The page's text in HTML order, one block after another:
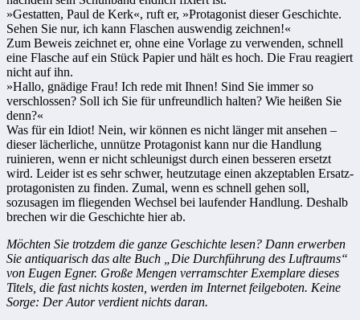
»Gestatten, Paul de Kerk«, ruft er, »Protagonist dieser Geschichte.
Sehen Sie nur, ich kann Flaschen auswendig zeichnen!«
Zum Beweis zeichnet er, ohne eine Vorlage zu verwenden, schnell
eine Fla­sche auf ein Stück Papier und hält es hoch. Die Frau reagiert
nicht auf ihn.
»Hallo, gnädige Frau! Ich rede mit Ihnen! Sind Sie immer so
verschlossen? Soll ich Sie für unfreundlich halten? Wie heißen Sie
denn?«
Was für ein Idiot! Nein, wir können es nicht länger mit ansehen –
dieser lä­cherliche, unnütze Protagonist kann nur die Handlung
ruinieren, wenn er nicht schleunigst durch einen besseren ersetzt
wird. Leider ist es sehr schwer, heutzutage einen akzeptablen Ersatz­
protagonisten zu finden. Zumal, wenn es schnell gehen soll,
sozusagen im fliegenden Wechsel bei laufender Handlung. Deshalb
brechen wir die Geschichte hier ab.
Möchten Sie trotzdem die ganze Geschichte lesen? Dann erwerben
Sie antiquarisch das alte Buch „Die Durchführung des Luftraums“
von Eugen Egner. Große Mengen verramschter Exemplare dieses
Titels, die fast nichts kosten, werden im Internet feilgeboten. Keine
Sorge: Der Autor verdient nichts daran.